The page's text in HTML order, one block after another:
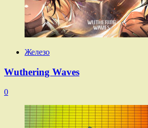
Железо
Wuthering Waves
0